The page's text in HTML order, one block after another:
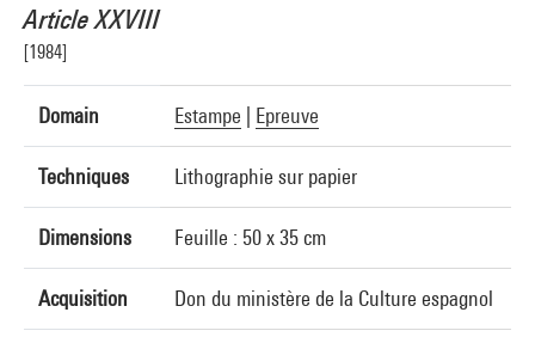
Article XXVIII
[1984]
Domain Estampe Epreuve
Techniques Lithographie sur papier
Dimensions Feuille : 50 x 35 cm
Acquisition Don du ministère de la Culture espagnol